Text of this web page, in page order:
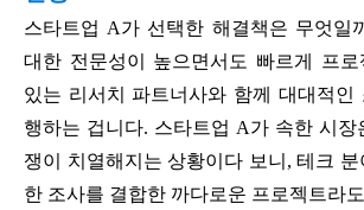
스타트업 A가 선택한 해결책은 무엇일
대한 전문성이 높으면서도 빠르게 프
있는 리서치 파트너사와 함께 대대적인
행하는 겁니다. 스타트업 A가 속한 시장
쟁이 치열해지는 상황이다 보니, 테크
한 조사를 결합한 까다로운 프로젝트라